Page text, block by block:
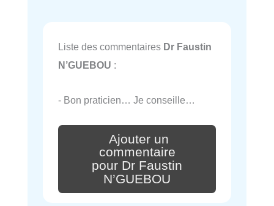
Liste des commentaires Dr Faustin
N’GUEBOU :
- Bon praticien… Je conseille…
Ajouter un
commentaire
pour Dr Faustin
N’GUEBOU